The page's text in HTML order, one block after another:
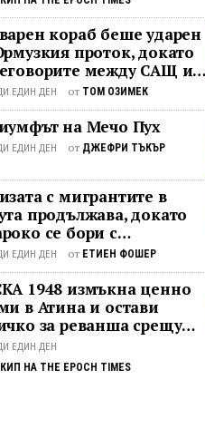
кораб беше ударен
проток, докато
между САЩ и
останаха в
ЕДИН ДЕН от ТОМ ОЗИМЕК
на Мечо Пух
ЕДИН ДЕН от ДЖЕФРИ ТЪКЪР
с мигрантите в
продължава, докато
се бори с
в чужбина и с
у дома
ЕДИН ДЕН от ЕТИЕН ФОШЕР
1948 измъкна ценно
в Атина и остави
за реванша срещу
ЕДИН ДЕН
НА THE EPOCH TIMES